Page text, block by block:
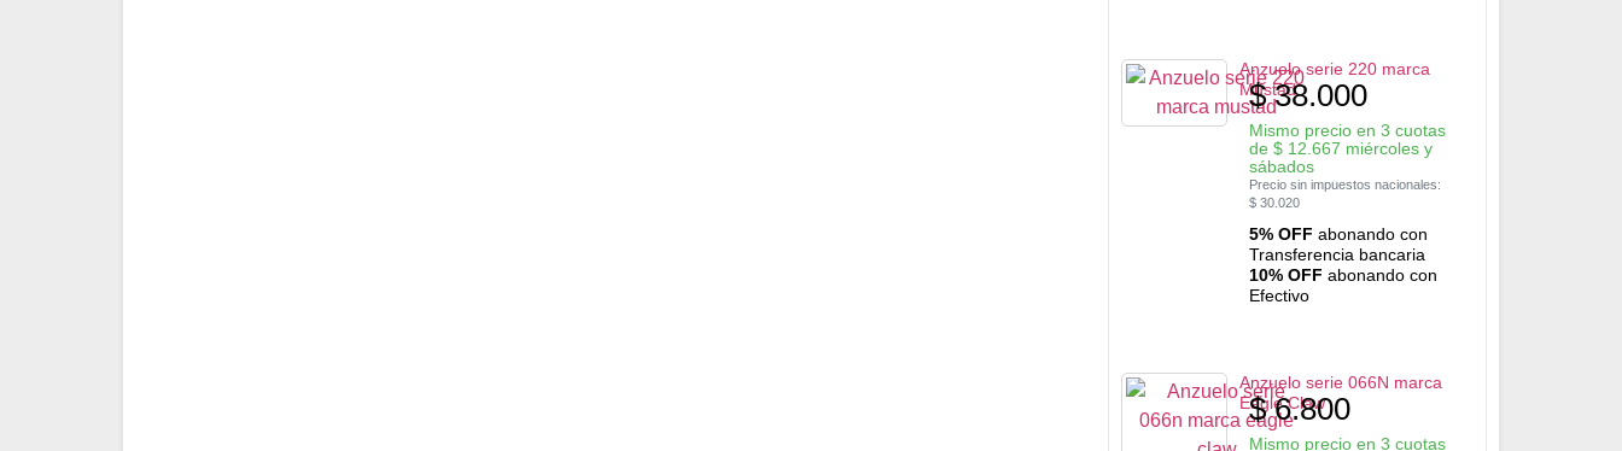
Anzuelo serie 220 marca
Mustad
$38.000
Mismo precio en 3 cuotas
de $12.667 miércoles y
sábados
Precio sin impuestos nacionales:
$30.020
5% OFF abonando con
Transferencia bancaria
10% OFF abonando con
Efectivo
Anzuelo serie 066N marca
Eagle Claw
$6.800
Mismo precio en 3 cuotas